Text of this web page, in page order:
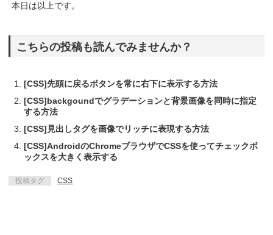
本日は以上です。
こちらの投稿も読んでみませんか？
[CSS]先頭に戻るボタンを常に右下に表示する方法
[CSS]backgoundでグラデーションと背景画像を同時に指定
する方法
[CSS]見出しタグを画像でリッチに表現する方法
[CSS]AndroidのChromeブラウザでCSSを使ってチェックボ
ックスを大きく表示する
投稿タグ CSS